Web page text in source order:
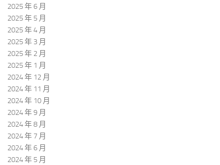
2025 年 6 月
2025 年 5 月
2025 年 4 月
2025 年 3 月
2025 年 2 月
2025 年 1 月
2024 年 12 月
2024 年 11 月
2024 年 10 月
2024 年 9 月
2024 年 8 月
2024 年 7 月
2024 年 6 月
2024 年 5 月